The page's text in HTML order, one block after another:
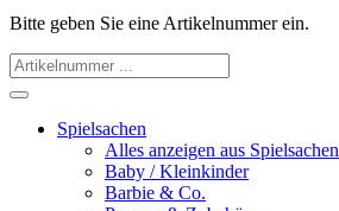
Bitte geben Sie eine Artikelnummer ein.
Spielsachen
Alles anzeigen aus Spielsachen
Baby / Kleinkinder
Barbie & Co.